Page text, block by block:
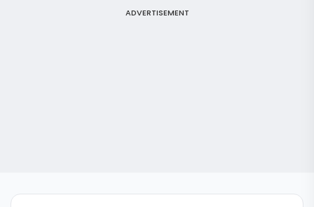
ADVERTISEMENT